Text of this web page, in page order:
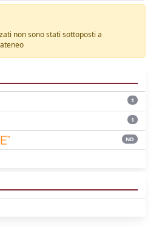
non sono stati sottoposti a
1
1
ND